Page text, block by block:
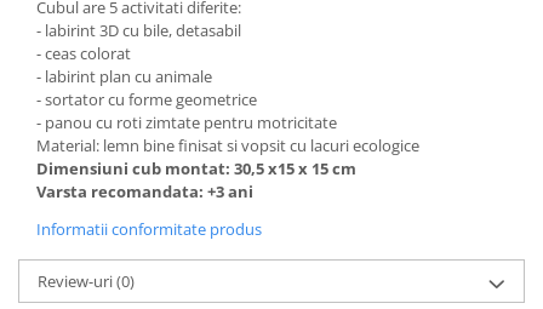
Cubul are 5 activitati diferite:
- labirint 3D cu bile, detasabil
- ceas colorat
- labirint plan cu animale
- sortator cu forme geometrice
- panou cu roti zimtate pentru motricitate
Material: lemn bine finisat si vopsit cu lacuri ecologice
Dimensiuni cub montat: 30,5 x15 x 15 cm
Varsta recomandata: +3 ani
Informatii conformitate produs
Review-uri(0)